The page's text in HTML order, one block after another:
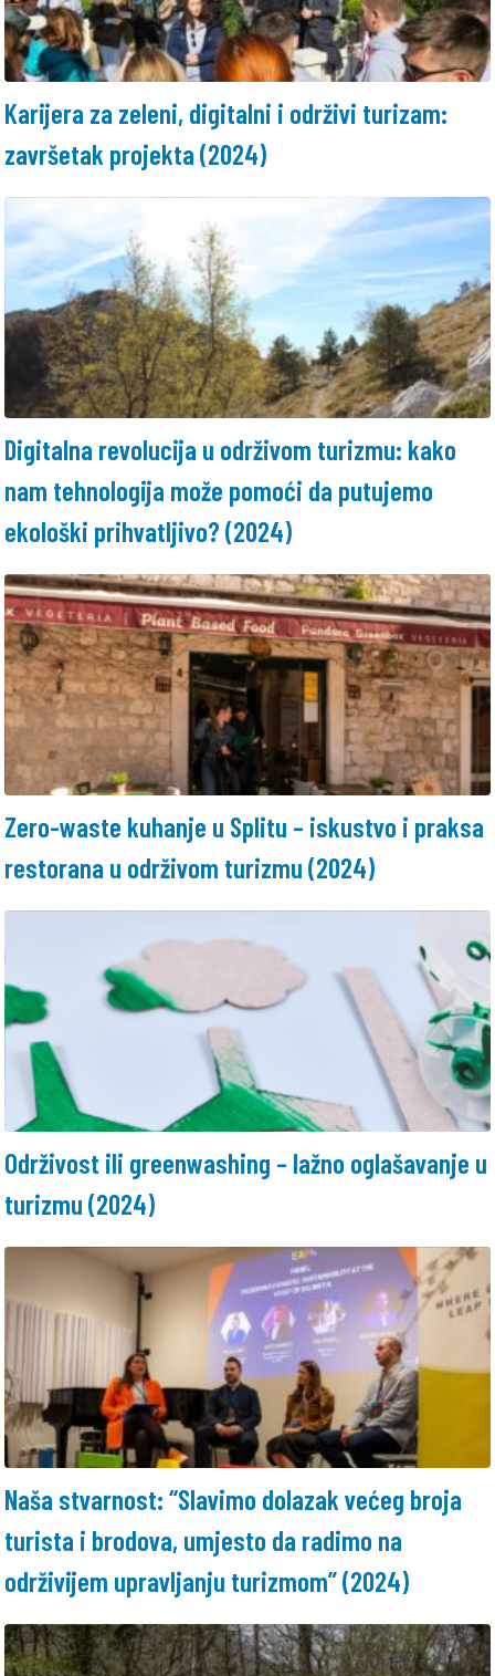
Karijera za zeleni, digitalni i održivi turizam:
završetak projekta (2024)
Digitalna revolucija u održivom turizmu: kako
nam tehnologija može pomoći da putujemo
ekološki prihvatljivo? (2024)
Zero-waste kuhanje u Splitu – iskustvo i praksa
restorana u održivom turizmu (2024)
Održivost ili greenwashing – lažno oglašavanje u
turizmu (2024)
Naša stvarnost: “Slavimo dolazak većeg broja
turista i brodova, umjesto da radimo na
održivijem upravljanju turizmom” (2024)